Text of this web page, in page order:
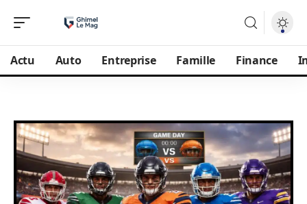
Actu Auto Entreprise Famille Finance